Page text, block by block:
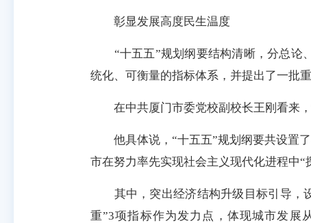
彰显发展高度民生温度
“十五五”规划纲要结构清晰，分总论、
统化、可衡量的指标体系，并提出了一批
在中共厦门市委党校副校长王刚看来，
他具体说，“十五五”规划纲要共设置了
市在努力率先实现社会主义现代化进程中“
其中，突出经济结构升级目标引导，设
重”3项指标作为发力点，体现城市发展